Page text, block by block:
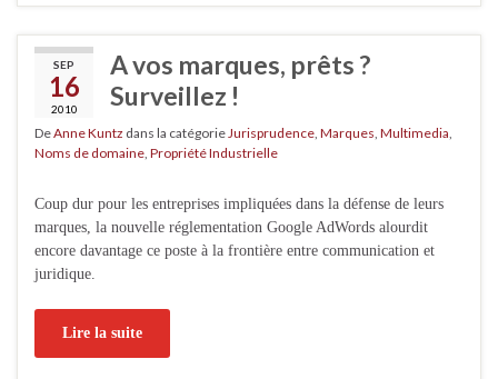
SEP
16
2010
A vos marques, prêts ?
Surveillez !
DeAnne Kuntz dans la catégorie Jurisprudence Marques Multimedia
Noms de domaine Propriété Industrielle
Coup dur pour les entreprises impliquées dans la défense de leurs
marques, la nouvelle réglementation Google AdWords alourdit
encore davantage ce poste à la frontière entre communication et
juridique.
Lire la suite